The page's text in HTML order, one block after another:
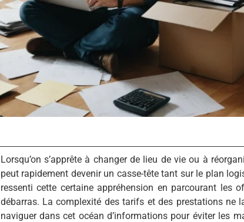
Lorsqu’on s’apprête à changer de lieu de vie ou à
peut rapidement devenir un casse-tête tant sur le plan
ressenti cette certaine appréhension en parcourant les
débarras. La complexité des tarifs et des prestations ne
naviguer dans cet océan d’informations pour éviter les